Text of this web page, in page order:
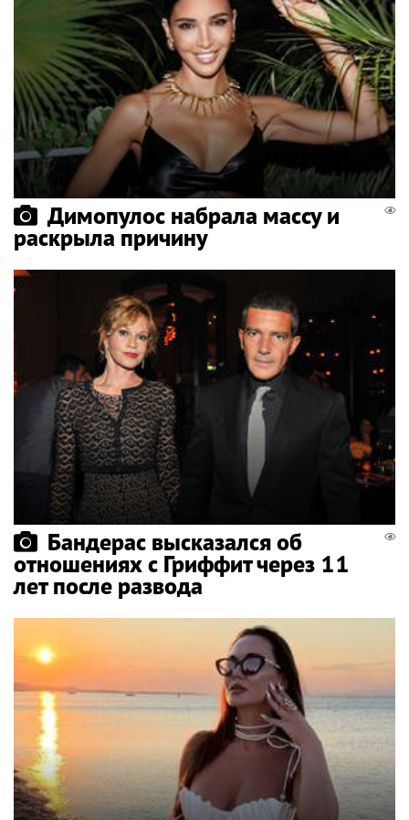
Димопулос набрала массу и
раскрыла причину
Бандерас высказался об
отношениях с Гриффит через 11
лет после развода